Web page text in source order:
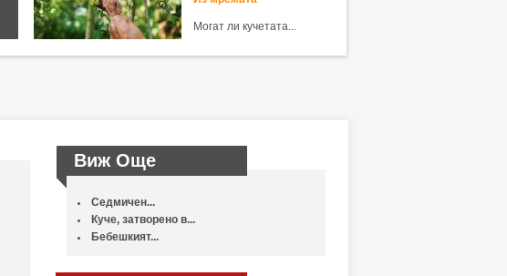
Могат ли кучетата...
Виж Още
Седмичен...
Куче, затворено в...
Бебешкият...